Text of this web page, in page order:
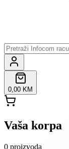
0,00 KM
Vaša korpa
0 proizvoda